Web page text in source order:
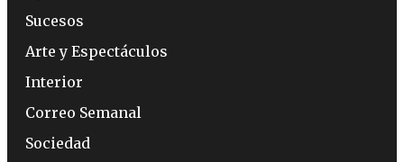
Sucesos
Arte y Espectáculos
Interior
Correo Semanal
Sociedad